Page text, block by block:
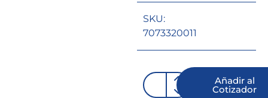
SKU:
7073320011
Añadir al
Cotizador